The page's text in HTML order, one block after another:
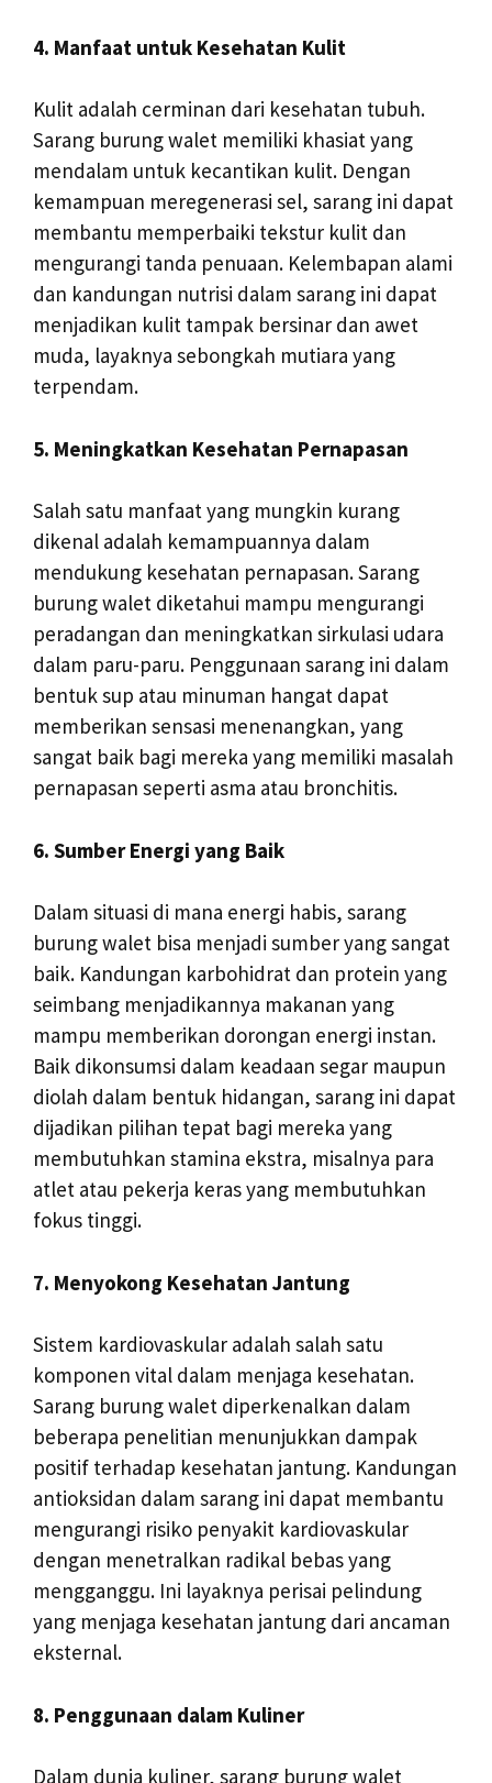
4. Manfaat untuk Kesehatan Kulit
Kulit adalah cerminan dari kesehatan tubuh.
Sarang burung walet memiliki khasiat yang
mendalam untuk kecantikan kulit. Dengan
kemampuan meregenerasi sel, sarang ini dapat
membantu memperbaiki tekstur kulit dan
mengurangi tanda penuaan. Kelembapan alami
dan kandungan nutrisi dalam sarang ini dapat
menjadikan kulit tampak bersinar dan awet
muda, layaknya sebongkah mutiara yang
terpendam.
5. Meningkatkan Kesehatan Pernapasan
Salah satu manfaat yang mungkin kurang
dikenal adalah kemampuannya dalam
mendukung kesehatan pernapasan. Sarang
burung walet diketahui mampu mengurangi
peradangan dan meningkatkan sirkulasi udara
dalam paru-paru. Penggunaan sarang ini dalam
bentuk sup atau minuman hangat dapat
memberikan sensasi menenangkan, yang
sangat baik bagi mereka yang memiliki masalah
pernapasan seperti asma atau bronchitis.
6. Sumber Energi yang Baik
Dalam situasi di mana energi habis, sarang
burung walet bisa menjadi sumber yang sangat
baik. Kandungan karbohidrat dan protein yang
seimbang menjadikannya makanan yang
mampu memberikan dorongan energi instan.
Baik dikonsumsi dalam keadaan segar maupun
diolah dalam bentuk hidangan, sarang ini dapat
dijadikan pilihan tepat bagi mereka yang
membutuhkan stamina ekstra, misalnya para
atlet atau pekerja keras yang membutuhkan
fokus tinggi.
7. Menyokong Kesehatan Jantung
Sistem kardiovaskular adalah salah satu
komponen vital dalam menjaga kesehatan.
Sarang burung walet diperkenalkan dalam
beberapa penelitian menunjukkan dampak
positif terhadap kesehatan jantung. Kandungan
antioksidan dalam sarang ini dapat membantu
mengurangi risiko penyakit kardiovaskular
dengan menetralkan radikal bebas yang
mengganggu. Ini layaknya perisai pelindung
yang menjaga kesehatan jantung dari ancaman
eksternal.
8. Penggunaan dalam Kuliner
Dalam dunia kuliner, sarang burung walet